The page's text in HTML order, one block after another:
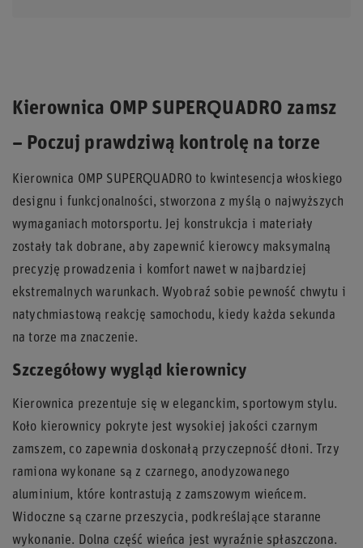
Kierownica OMP SUPERQUADRO zamsz
– Poczuj prawdziwą kontrolę na torze
Kierownica OMP SUPERQUADRO to kwintesencja włoskiego
designu i funkcjonalności, stworzona z myślą o najwyższych
wymaganiach motorsportu. Jej konstrukcja i materiały
zostały tak dobrane, aby zapewnić kierowcy maksymalną
precyzję prowadzenia i komfort nawet w najbardziej
ekstremalnych warunkach. Wyobraź sobie pewność chwytu i
natychmiastową reakcję samochodu, kiedy każda sekunda
na torze ma znaczenie.
Szczegółowy wygląd kierownicy
Kierownica prezentuje się w eleganckim, sportowym stylu.
Koło kierownicy pokryte jest wysokiej jakości czarnym
zamszem, co zapewnia doskonałą przyczepność dłoni. Trzy
ramiona wykonane są z czarnego, anodyzowanego
aluminium, które kontrastują z zamszowym wieńcem.
Widoczne są czarne przeszycia, podkreślające staranne
wykonanie. Dolna część wieńca jest wyraźnie spłaszczona.